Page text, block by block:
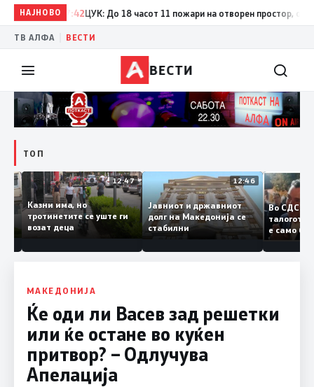
НАЈНОВО
17:42 ЦУК: До 18 часот 11 пожари на отворен простор, од кои
ТВ АЛФА ВЕСТИ
ВЕСТИ
ТОП
12:50
и
12:47
Казни има, но
тротинетите се уште ги
возат деца
12:46
Јавниот и државниот
долг на Македонија се
стабилни
Во
е само
копија
Заев
МАКЕДОНИЈА
Ќе оди ли Васев зад решетки
или ќе остане во куќен
притвор? – Одлучува
Апелација